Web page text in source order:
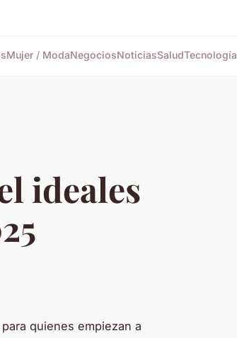
Mujer / ModaNegociosNoticiasSaludTecnología
ideales
quienes empiezan a